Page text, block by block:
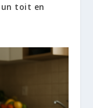
un toit en